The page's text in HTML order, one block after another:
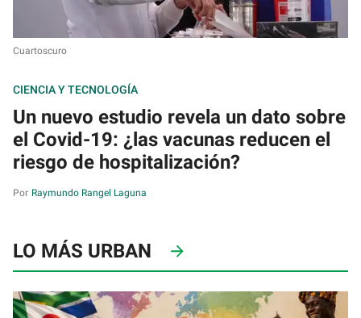
Cuartoscuro
CIENCIA Y TECNOLOGÍA
Un nuevo estudio revela un dato sobre
el Covid-19: ¿las vacunas reducen el
riesgo de hospitalización?
Raymundo Rangel Laguna
LO MÁS URBAN